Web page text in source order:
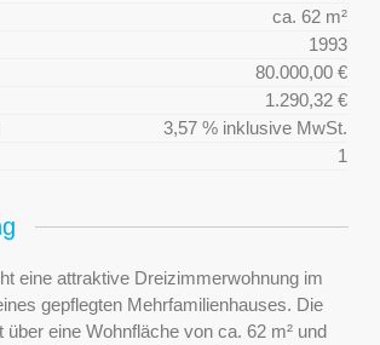
ca. 62 m²
1993
80.000,00 €
1.290,32 €
3,57 % inklusive MwSt.
1
eine attraktive Dreizimmerwohnung im
gepflegten Mehrfamilienhauses. Die
über eine Wohnfläche von ca. 62 m² und